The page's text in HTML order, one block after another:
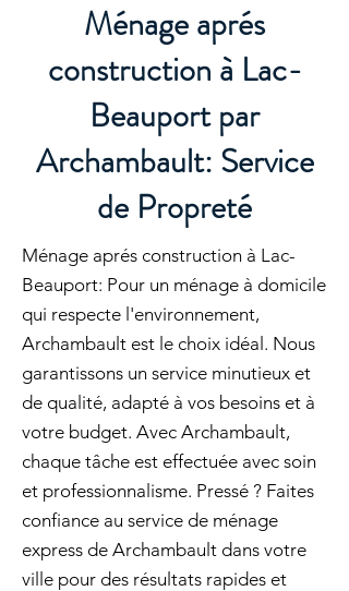
Ménage aprés
construction à Lac-
Beauport par
Archambault: Service
de Propreté
Ménage aprés construction à Lac-
Beauport: Pour un ménage à domicile
qui respecte l'environnement,
Archambault est le choix idéal. Nous
garantissons un service minutieux et
de qualité, adapté à vos besoins et à
votre budget. Avec Archambault,
chaque tâche est effectuée avec soin
et professionnalisme. Pressé ? Faites
confiance au service de ménage
express de Archambault dans votre
ville pour des résultats rapides et